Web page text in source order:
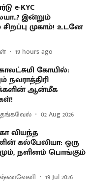
e-KYC
இன்றும்
முகாம்! உடனே
19 hours ago
கோயில்:
நவராத்திரி
ஆன்மீக
தங்கவேல் 02 Aug 2026
வியந்த
கல்பேலியா: ஒரு
நளினம் பொங்கும்
19 Jul 2026